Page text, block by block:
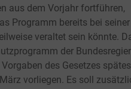
aus dem Vorjahr fortführen,
Programm bereits bei seiner
veraltet sein könnte.
der
des Gesetzes
vorliegen. Es soll